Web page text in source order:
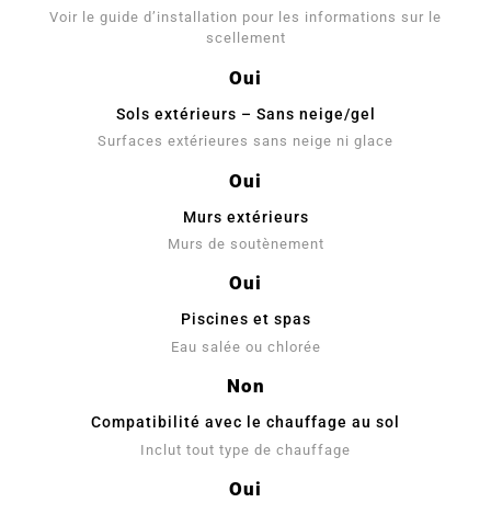
Voir le guide d’installation pour les informations sur le
scellement
Oui
Sols extérieurs – Sans neige/gel
Surfaces extérieures sans neige ni glace
Oui
Murs extérieurs
Murs de soutènement
Oui
Piscines et spas
Eau salée ou chlorée
Non
Compatibilité avec le chauffage au sol
Inclut tout type de chauffage
Oui